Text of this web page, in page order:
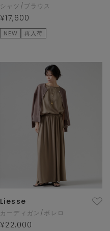
シャツ/ブラウス
¥17,600
NEW 再入荷
Liesse
カーディガン/ボレロ
¥22,000